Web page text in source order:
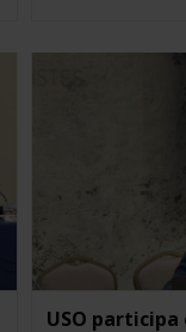
USO participa